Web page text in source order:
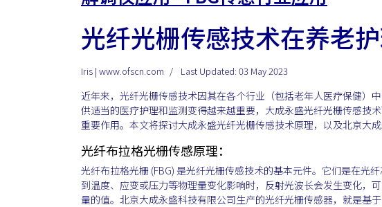
光纤光栅传感技术在养老
Iris | www.ofscn.com Last Updated: 03 May 2023
近年来，光纤光栅传感技术因其在各个行业（包括老年人医疗保健）
供适当的医疗护理和监测变得越来越重要，大成永盛光纤光栅传感技
重要作用。本文将探讨大成永盛光纤光栅传感技术原理，以及北京大
光纤布拉格光栅传感原理：
光纤布拉格光栅 (FBG) 是光纤光栅传感技术的基本元件。它们是在光
到温度、应变或压力等物理量变化影响时，反射光波长会发生变化，
量的值。北京大成永盛科技有限公司生产的光纤光栅传感器，就是基于